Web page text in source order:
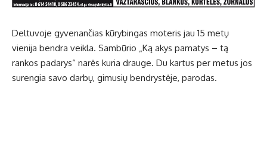
Deltuvoje gyvenančias kūrybingas moteris jau 15 metų
vienija bendra veikla. Sambūrio „Ką akys pamatys – tą
rankos padarys“ narės kuria drauge. Du kartus per metus jos
surengia savo darbų, gimusių bendrystėje, parodas.